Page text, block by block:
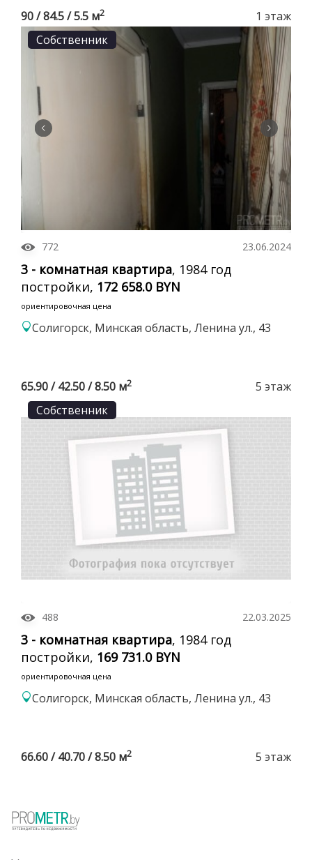
90 / 84.5 / 5.5 м2
1 этаж
Собственник
772 23.06.2024
3 - комнатная квартира, 1984 год
постройки, 172 658.0 BYN
ориентировочная цена
Солигорск, Минская область, Ленина ул., 43
65.90 / 42.50 / 8.50 м2
5 этаж
Собственник
488 22.03.2025
3 - комнатная квартира, 1984 год
постройки, 169 731.0 BYN
ориентировочная цена
Солигорск, Минская область, Ленина ул., 43
66.60 / 40.70 / 8.50 м2 5 этаж